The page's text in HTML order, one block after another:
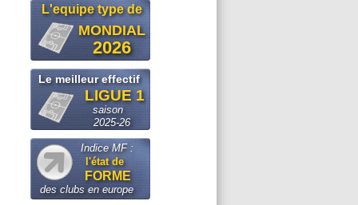
L'equipe type de
MONDIAL
2026
Le meilleur effectif
LIGUE 1
saison
2025-26
Indice MF :
l'état de
FORME
des clubs en europe